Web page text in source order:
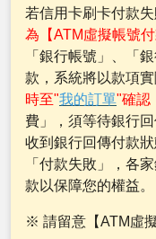
若信用卡刷卡付款失
為【ATM虛擬帳號付
「銀行帳號」、「
款，系統將以款項實
時至"我的訂單"確認
費」，須等待銀行
收到銀行回傳付款
「付款失敗」，各
款以保障您的權益。
※ 請留意【ATM虛